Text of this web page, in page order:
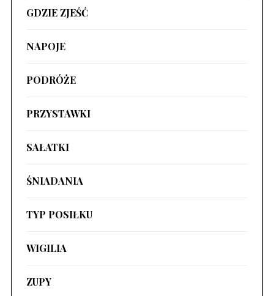
GDZIE ZJEŚĆ
NAPOJE
PODRÓŻE
PRZYSTAWKI
SAŁATKI
ŚNIADANIA
TYP POSIŁKU
WIGILIA
ZUPY